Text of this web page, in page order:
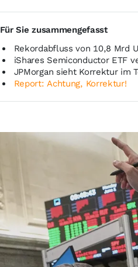
Für Sie zusammengefasst
Rekordabfluss von 10,8 Mrd
iShares Semiconductor ETF
JPMorgan sieht Korrektur im
Report: Achtung, Korrektur!